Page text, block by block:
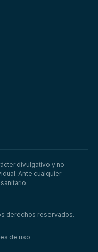
divulgativo y no
Ante cualquier
derechos reservados.
de uso